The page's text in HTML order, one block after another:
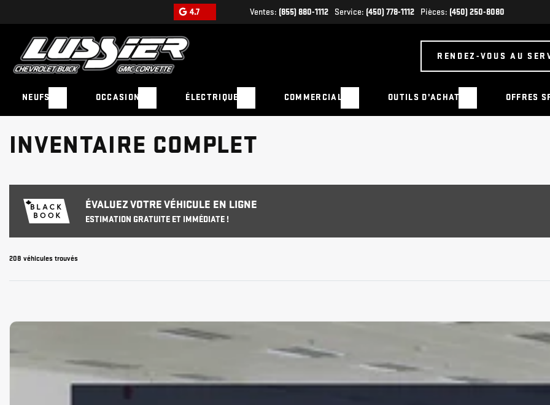
4.7 Ventes: (855) 880-1112 Service: (450) 778-1112 Pièces: (450) 250-8080
RENDEZ-VOUS AU
NEUFS OCCASION ÉLECTRIQUE COMMERCIAL OUTILS D’ACHAT OFFRES
INVENTAIRE COMPLET
ÉVALUEZ VOTRE VÉHICULE EN LIGNE
ESTIMATION GRATUITE ET IMMÉDIATE !
208 véhicules trouvés